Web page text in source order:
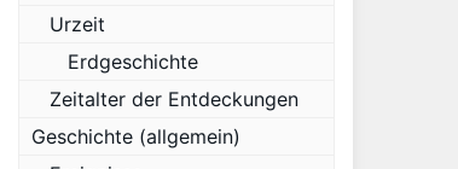
Urzeit
Erdgeschichte
Zeitalter der Entdeckungen
Geschichte (allgemein)